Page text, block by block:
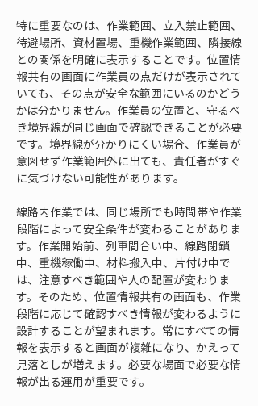
特に重要なのは、作業範囲、立入禁止範囲、
待避場所、資材置場、重機作業範囲、隣接線
との関係を明確に表示することです。位置情
報共有の画面に作業員の点だけが表示されて
いても、その点が安全な範囲にいるのかどう
かは分かりません。作業員の位置と、守るべ
き境界線が同じ画面で確認できることが必要
です。境界線が分かりにくい場合、作業員が
意図せず作業範囲外に出ても、責任者がすぐ
に気づけない可能性があります。
線路内作業では、同じ場所でも時間帯や作業
段階によって安全条件が変わることがありま
す。作業開始前、列車間合い中、線路閉鎖
中、重機稼働中、材料搬入中、片付け中で
は、注意すべき範囲や人の配置が変わりま
す。そのため、位置情報共有の画面も、作業
段階に応じて確認すべき情報が変わるように
設計することが望まれます。常にすべての情
報を表示すると画面が複雑になり、かえって
見落としが増えます。必要な場面で必要な情
報が出る運用が重要です。